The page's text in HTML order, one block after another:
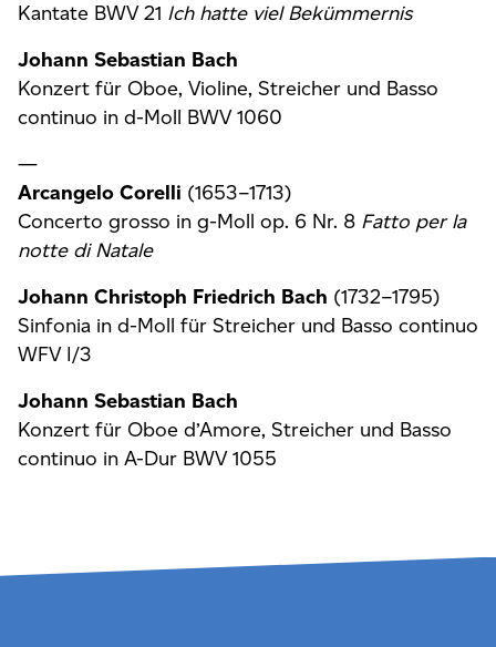
Kantate BWV 21 Ich hatte viel Bekümmernis
Johann Sebastian Bach
Konzert für Oboe, Violine, Streicher und Basso
continuo in d-Moll BWV 1060
—
Arcangelo Corelli (1653–1713)
Concerto grosso in g-Moll op. 6 Nr. 8 Fatto per la
notte di Natale
Johann Christoph Friedrich Bach (1732–1795)
Sinfonia in d-Moll für Streicher und Basso continuo
WFV I/3
Johann Sebastian Bach
Konzert für Oboe d’Amore, Streicher und Basso
continuo in A-Dur BWV 1055